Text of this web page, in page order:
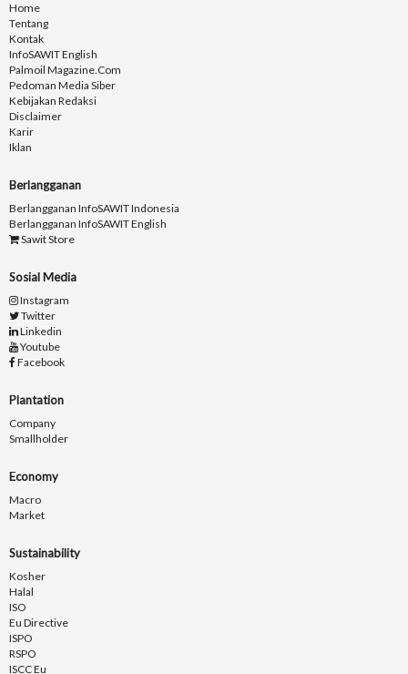
Home
Tentang
Kontak
InfoSAWIT English
Palmoil Magazine.com
Pedoman Media Siber
Kebijakan Redaksi
Disclaimer
Karir
Iklan
Berlangganan
Berlangganan InfoSAWIT Indonesia
Berlangganan InfoSAWIT English
Sawit Store
Sosial Media
Instagram
Twitter
Linkedin
Youtube
Facebook
Plantation
Company
Smallholder
Economy
Macro
Market
Sustainability
Kosher
Halal
ISO
Eu Directive
ISPO
RSPO
ISCC Eu